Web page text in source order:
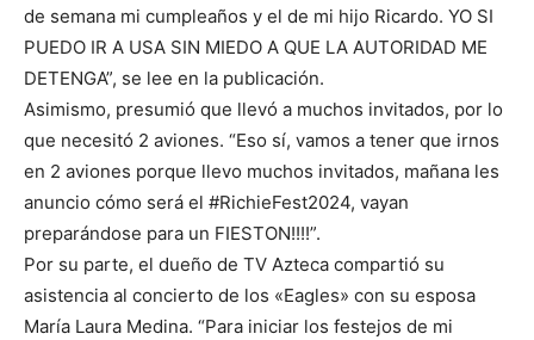
de semana mi cumpleaños y el de mi hijo Ricardo. YO SI
PUEDO IR A USA SIN MIEDO A QUE LA AUTORIDAD ME
DETENGA”, se lee en la publicación.
Asimismo, presumió que llevó a muchos invitados, por lo
que necesitó 2 aviones. “Eso sí, vamos a tener que irnos
en 2 aviones porque llevo muchos invitados, mañana les
anuncio cómo será el #RichieFest2024, vayan
preparándose para un FIESTON!!!!”.
Por su parte, el dueño de TV Azteca compartió su
asistencia al concierto de los «Eagles» con su esposa
María Laura Medina. “Para iniciar los festejos de mi